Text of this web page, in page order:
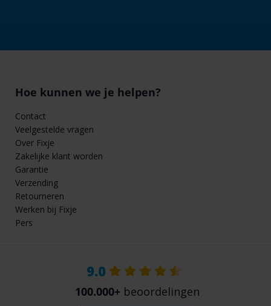
Hoe kunnen we je helpen?
Contact
Veelgestelde vragen
Over Fixje
Zakelijke klant worden
Garantie
Verzending
Retourneren
Werken bij Fixje
Pers
9.0
100.000+ beoordelingen